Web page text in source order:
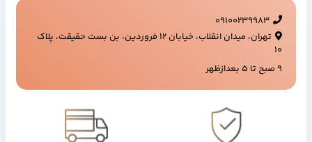
09100239983
تهران، میدان انقلاب، خیابان ۱۲ فروردین، بن بست حقیقت، پلاک
۱۰
9 صبح تا 5 بعدازظهر